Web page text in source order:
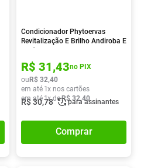
Condicionador Phytoervas
Revitalização E Brilho Andiroba E
Colágeno Vegetal 250ml
R$ 31,43no PIX
ouR$ 32,40
em até 1x nos cartões
em até1x deR$ 32,40
R$30,78 para assinantes
Comprar